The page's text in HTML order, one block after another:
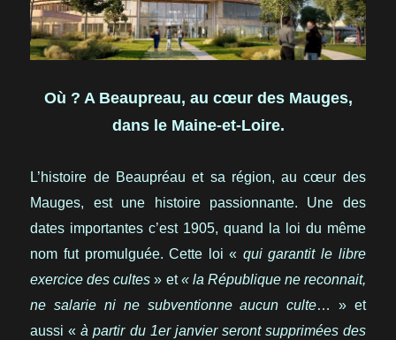
Où ? A Beaupreau, au cœur des Mauges,
dans le Maine-et-Loire.
L’histoire de Beaupréau et sa région, au cœur des
Mauges, est une histoire passionnante. Une des
dates importantes c’est 1905, quand la loi du même
nom fut promulguée. Cette loi « qui garantit le libre
exercice des cultes » et« la République ne reconnait,
ne salarie ni ne subventionne aucun culte… » et
aussi «à partir du 1er janvier seront supprimées des